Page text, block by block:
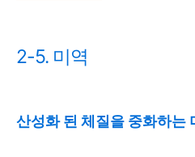
2-5. 미역
산성화 된 체질을 중화하는